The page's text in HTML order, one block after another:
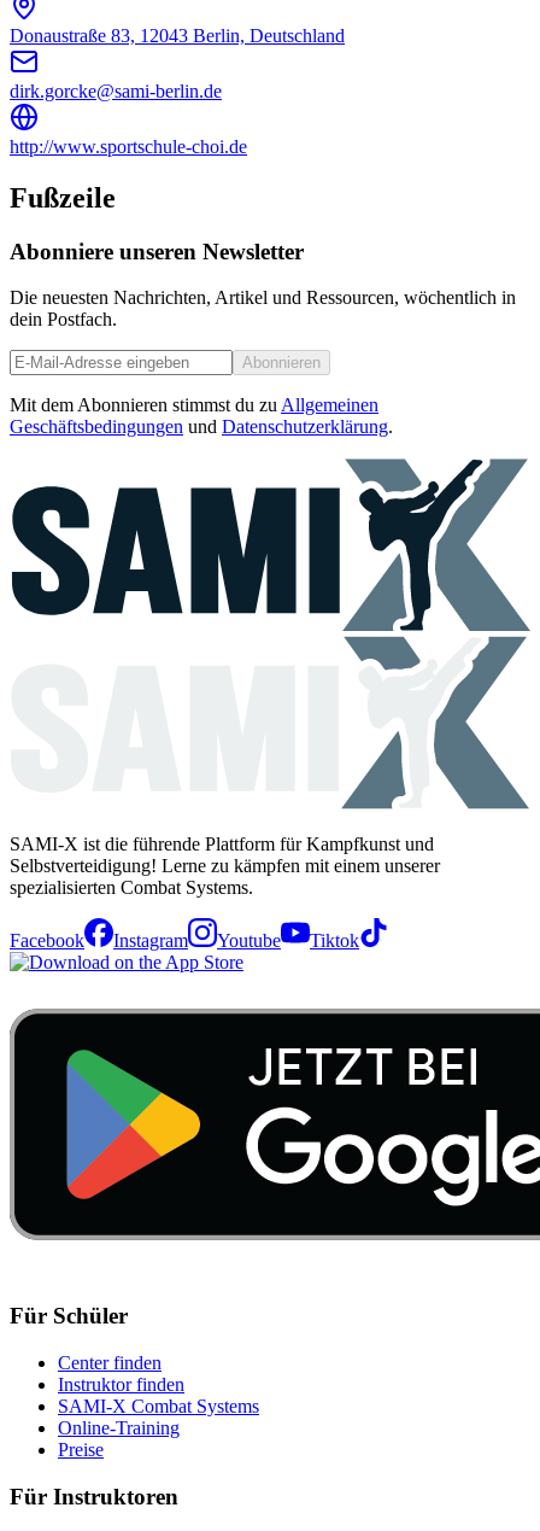
Donaustraße 83, 12043 Berlin, Deutschland
dirk.gorcke@sami-berlin.de
http://www.sportschule-choi.de
Fußzeile
Abonniere unseren Newsletter
Die neuesten Nachrichten, Artikel und Ressourcen, wöchentlich in
dein Postfach.
Abonnieren
Mit dem Abonnieren stimmst du zu Allgemeinen
Geschäftsbedingungen und Datenschutzerklärung.
SAMI-X ist die führende Plattform für Kampfkunst und
Selbstverteidigung! Lerne zu kämpfen mit einem unserer
spezialisierten Combat Systems.
Facebook Instagram Youtube Tiktok
Für Schüler
Center finden
Instruktor finden
SAMI-X Combat Systems
Online-Training
Preise
Für Instruktoren